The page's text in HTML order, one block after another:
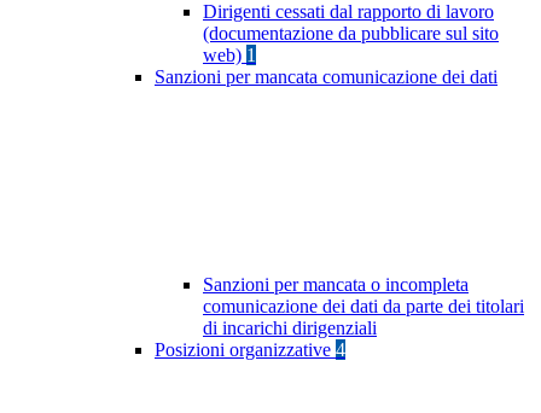
Dirigenti cessati dal rapporto di lavoro
(documentazione da pubblicare sul sito
web) 1
Sanzioni per mancata comunicazione dei dati
Sanzioni per mancata o incompleta
comunicazione dei dati da parte dei titolari
di incarichi dirigenziali
Posizioni organizzative 4